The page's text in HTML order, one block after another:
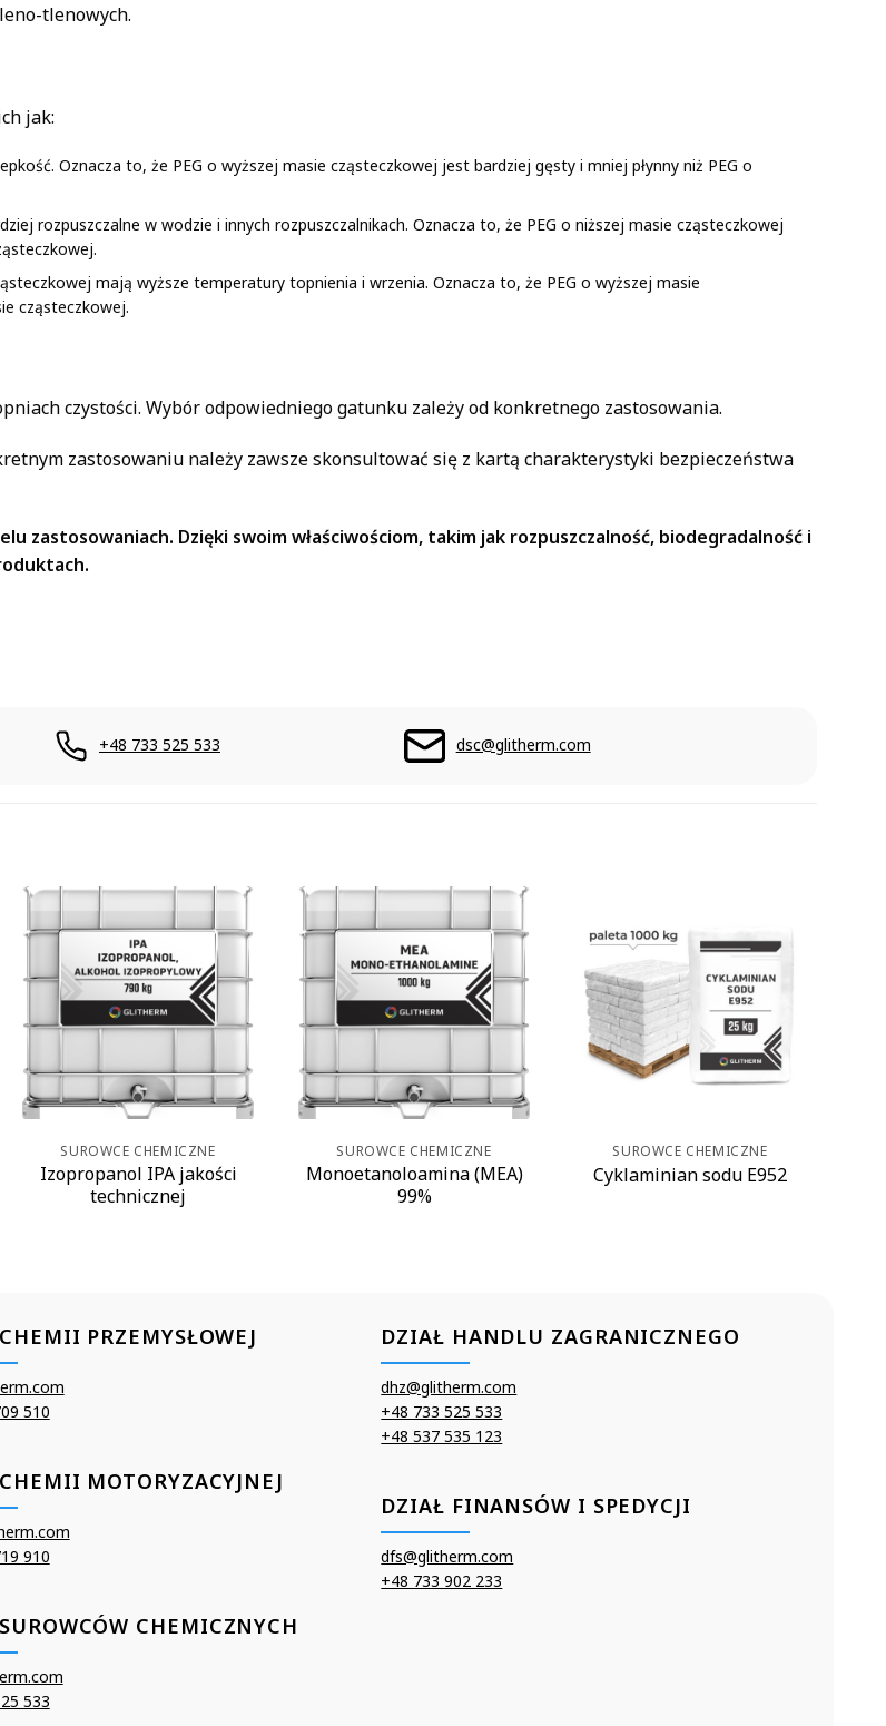
tlenowych.
jak:
Oznacza to, że PEG o wyższej masie cząsteczkowej jest bardziej gęsty i mniej płynny niż PEG o
rozpuszczalne w wodzie i innych rozpuszczalnikach. Oznacza to, że PEG o niższej masie cząsteczkowej
mają wyższe temperatury topnienia i wrzenia. Oznacza to, że PEG o wyższej masie
cząsteczkowej.
czystości. Wybór odpowiedniego gatunku zależy od konkretnego zastosowania.
zastosowaniu należy zawsze skonsultować się z kartą charakterystyki bezpieczeństwa
zastosowaniach. Dzięki swoim właściwościom, takim jak rozpuszczalność, biodegradalność i
+48 733 525 533 dsc@glitherm.com
SUROWCE CHEMICZNE
Izopropanol IPA jakości
technicznej
SUROWCE CHEMICZNE
Monoetanoloamina (MEA)
99%
SUROWCE CHEMICZNE
Cyklaminian sodu E952
PRZEMYSŁOWEJ
510
MOTORYZACYJNEJ
910
CHEMICZNYCH
533
DZIAŁ HANDLU ZAGRANICZNEGO
dhz@glitherm.com
+48 733 525 533
+48 537 535 123
DZIAŁ FINANSÓW I SPEDYCJI
dfs@glitherm.com
+48 733 902 233